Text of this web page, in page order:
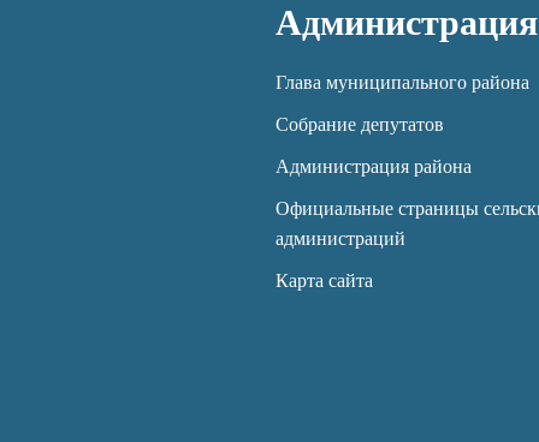
Администрация
Глава муниципального района
Собрание депутатов
Администрация района
Официальные страницы
администраций
Карта сайта